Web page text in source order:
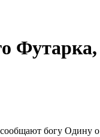
богу Одину